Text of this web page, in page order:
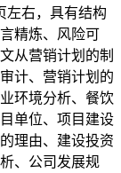
左右，具有结构
精炼、风险可
从营销计划的制
计、营销计划的
环境分析、餐饮
单位、项目建设
理由、建设投资
、公司发展规